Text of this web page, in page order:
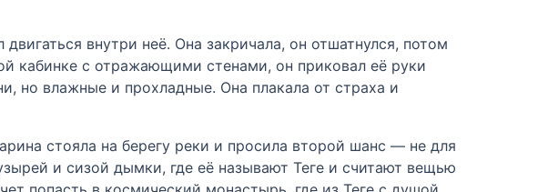
внутри неё. Она закричала, он отшатнулся, потом
кабинке с отражающими стенами, он приковал её руки
но влажные и прохладные. Она плакала от страха и
стояла на берегу реки и просила второй шанс — не для
и сизой дымки, где её называют Теге и считают вещью